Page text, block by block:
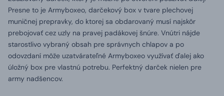
Presne to je Armyboxeo, darčekový box v tvare plechovej
muničnej prepravky, do ktorej sa obdarovaný musí najskôr
prebojovať cez uzly na pravej padákovej šnúre. Vnútri nájde
starostlivo vybraný obsah pre správnych chlapov a po
odovzdaní môže uzatvárateľné Armyboxeo využívať ďalej ako
úložný box pre vlastnú potrebu. Perfektný darček nielen pre
army nadšencov.